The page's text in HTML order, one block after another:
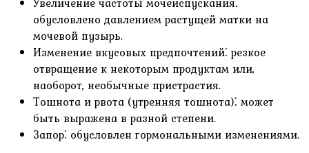
обусловлено давлением растущей матки на
мочевой пузырь.
Изменение вкусовых предпочтений⁚ резкое
отвращение к некоторым продуктам или‚
наоборот‚ необычные пристрастия.
Тошнота и рвота (утренняя тошнота)⁚ может
быть выражена в разной степени.
Запор⁚ обусловлен гормональными изменениями.